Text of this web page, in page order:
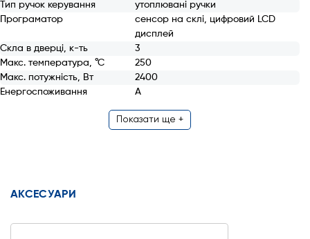
Тип ручок керування
утоплювані ручки
Програматор
сенсор на склі, цифровий LCD
дисплей
Скла в дверці, к-ть
3
Макс. температура, °С
250
Макс. потужність, Вт
2400
Енергоcпоживання
А
Показати ще +
АКСЕСУАРИ